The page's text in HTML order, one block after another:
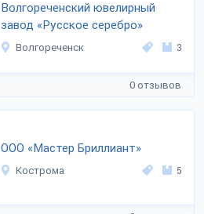
Волгореченский ювелирный
завод «Русское серебро»
Волгореченск 3
0 отзывов
ООО «Мастер Бриллиант»
Кострома 5